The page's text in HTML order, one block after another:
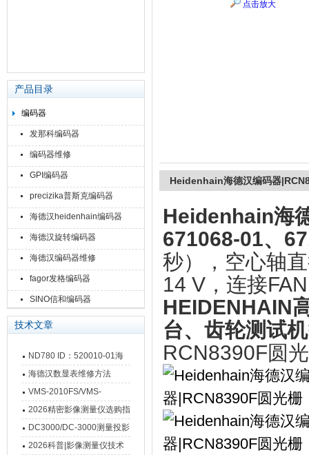
产品目录
编码器
发那科编码器
编码器维修
GPI编码器
precizika普斯克编码器
海德汉heidenhain编码器
海德汉旋转编码器
海德汉编码器维修
fagor发格编码器
SINO信和编码器
技术文章
ND780 ID：520010-01海
德汉数显表故障维修内容
海德汉数显表维修方法
VMS-2010FS/VMS-
3020FS/VMS-4030FS手动
影像测量仪技术参数
2026精密影像测量仪选购指
南 靠谱品牌一站式选型推荐
DC3000/DC-3000测量投影
仪万濠数据处理器数显表故
2026科普|影像测量仪技术
点击放大
Heidenhain海德汉编码器
Heidenhain海
671068-01、
秒），空心轴
14 V‌，连接
HEIDENHAIN
台、齿轮测试机
RCN8390F圆